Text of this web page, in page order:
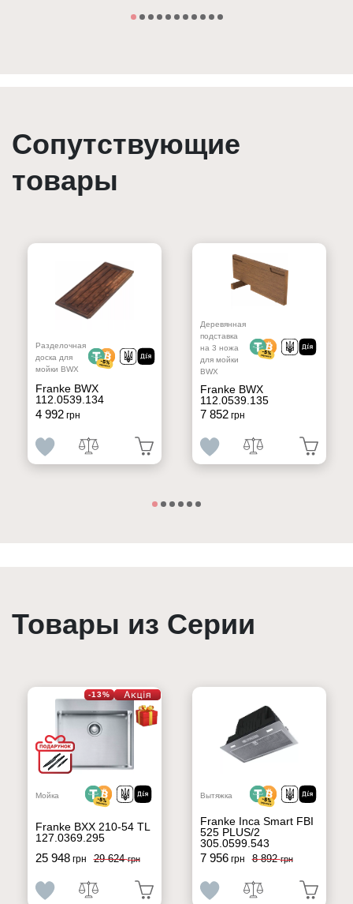
Сопутствующие
товары
Разделочная
доска для
мойки BWX
Franke BWX
112.0539.134
4 992грн
Деревянная
подставка
на 3 ножа
для мойки
BWX
Franke BWX
112.0539.135
7 852грн
Товары из Серии
-13%
Мойка
Franke BXX 210-54 TL
127.0369.295
25 948грн 29 624грн
Вытяжка
Franke Inca Smart FBI
525 PLUS/2
305.0599.543
7 956грн 8 892грн